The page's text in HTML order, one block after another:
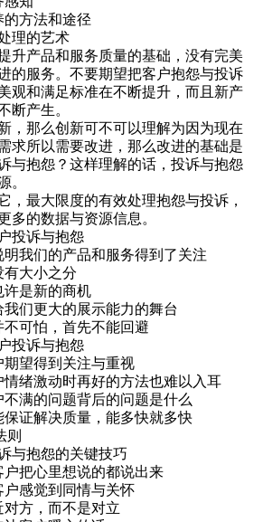
的方法和途径
理的艺术
升产品和服务质量的基础，没有完美
的服务。不要期望把客户抱怨与投诉
观和满足标准在不断提升，而且新产
断产生。
，那么创新可不可以理解为因为现在
求所以需要改进，那么改进的基础是
与抱怨？这样理解的话，投诉与抱怨
。
，最大限度的有效处理抱怨与投诉，
多的数据与资源信息。
投诉与抱怨
我们的产品和服务得到了关注
有大小之分
许是新的商机
们更大的展示能力的舞台
可怕，首先不能回避
投诉与抱怨
望得到关注与重视
绪激动时再好的方法也难以入耳
满的问题背后的问题是什么
证解决质量，能多快就多快
则
与抱怨的关键技巧
把心里想说的都说出来
感觉到同情与关怀
方，而不是对立